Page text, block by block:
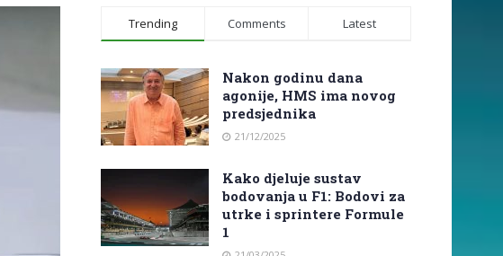
Trending Comments Latest
Nakon godinu dana
agonije, HMS ima novog
predsjednika
21/12/2025
Kako djeluje sustav
bodovanja u F1: Bodovi za
utrke i sprintere Formule
1